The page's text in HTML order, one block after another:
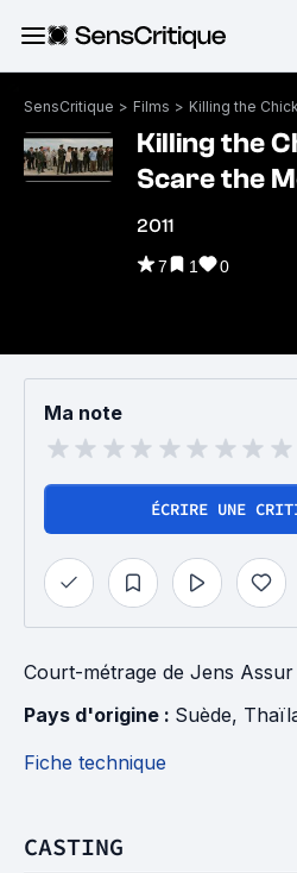
SensCritique > Films >
Killing the
Scare the
2011
7 1 0
Ma note
ÉCRIRE UNE
Court-métrage de Jens Assur
Pays d'origine : Suède,
Fiche technique
CASTING